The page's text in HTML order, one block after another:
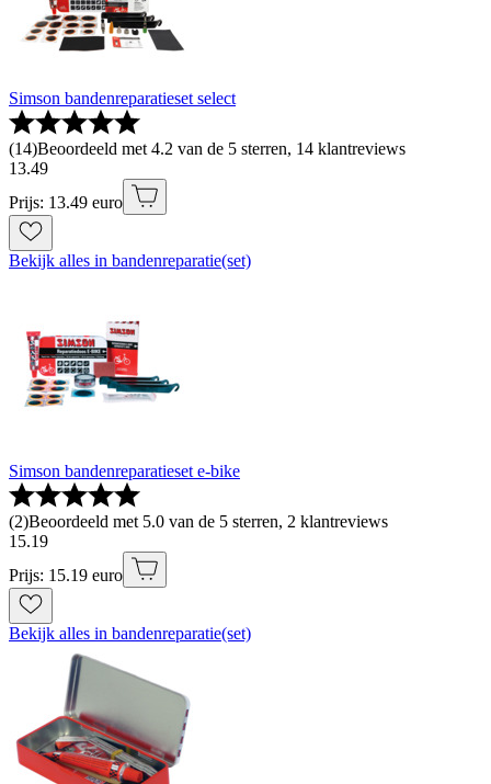
Simson bandenreparatieset select
(14)Beoordeeld met 4.2 van de 5 sterren, 14 klantreviews
13.49
Prijs: 13.49 euro
Bekijk alles in bandenreparatie(set)
Simson bandenreparatieset e-bike
(2)Beoordeeld met 5.0 van de 5 sterren, 2 klantreviews
15.19
Prijs: 15.19 euro
Bekijk alles in bandenreparatie(set)